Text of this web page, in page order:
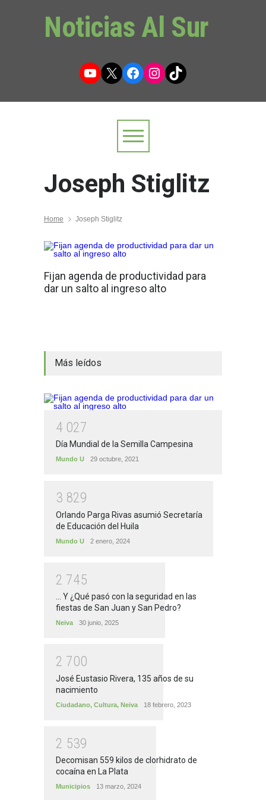
Noticias Al Sur
YouTube
X Facebook
Instagram
TikTok
Joseph Stiglitz
Home Joseph Stiglitz
Fijan agenda de productividad para
dar un salto al ingreso alto
Más leídos
4 027
Día Mundial de la Semilla Campesina
Mundo U 29 octubre, 2021
3 829
Orlando Parga Rivas asumió Secretaría
de Educación del Huila
Mundo U 2 enero, 2024
2 745
... Y ¿Qué pasó con la seguridad en las
fiestas de San Juan y San Pedro?
Neiva 30 junio, 2025
2 700
José Eustasio Rivera, 135 años de su
nacimiento
Ciudadano, Cultura, Neiva 18 febrero, 2023
2 539
Decomisan 559 kilos de clorhidrato de
cocaína en La Plata
Municipios 13 marzo, 2024